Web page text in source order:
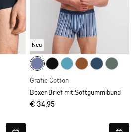
Neu
Grafic Cotton
Boxer Brief mit Softgummibund
€ 34,95